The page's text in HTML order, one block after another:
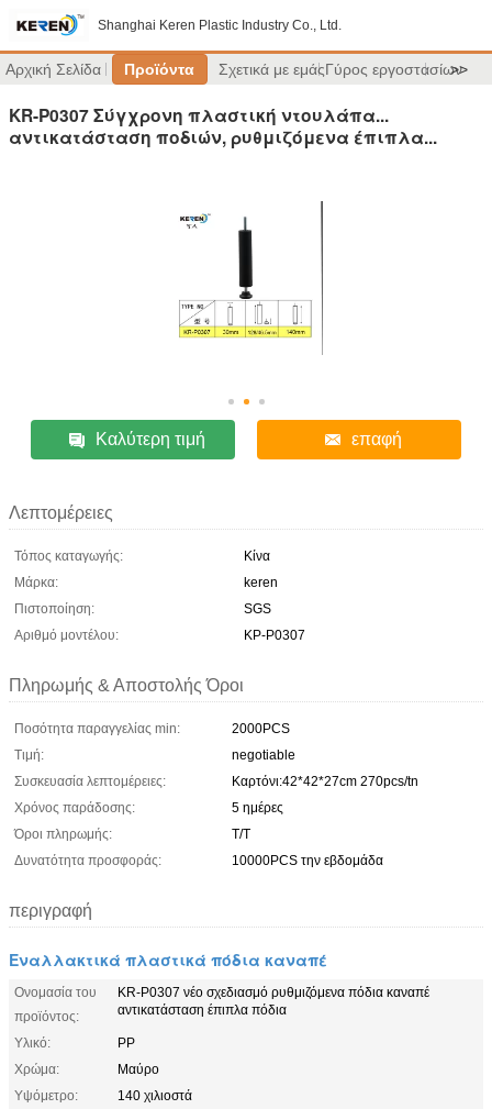
Shanghai Keren Plastic Industry Co., Ltd.
Αρχική Σελίδα Προϊόντα Σχετικά με εμάςΓύρος εργοστασίων
>>
KR-P0307 Σύγχρονη πλαστική ντουλάπα...
αντικατάσταση ποδιών, ρυθμιζόμενα έπιπλα...
Καλύτερη τιμή επαφή
Λεπτομέρειες
Τόπος καταγωγής:
Κίνα
Μάρκα:
keren
Πιστοποίηση:
SGS
Αριθμό μοντέλου:
ΚΡ-P0307
Πληρωμής & Αποστολής Όροι
Ποσότητα παραγγελίας min:
2000PCS
Τιμή:
negotiable
Συσκευασία λεπτομέρειες:
Καρτόνι:42*42*27cm 270pcs/tn
Χρόνος παράδοσης:
5 ημέρες
Όροι πληρωμής:
Τ/Τ
Δυνατότητα προσφοράς:
10000PCS την εβδομάδα
περιγραφή
Εναλλακτικά πλαστικά πόδια καναπέ
Ονομασία του
προϊόντος:
KR-P0307 νέο σχεδιασμό ρυθμιζόμενα πόδια καναπέ
αντικατάσταση έπιπλα πόδια
Υλικό:
PP
Χρώμα:
Μαύρο
Υψόμετρο:
140 χιλιοστά